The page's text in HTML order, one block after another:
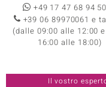
+49 17 47 68 94 50
+39 06 89970061 e
(dalle 09:00 alle 12:00
16:00 alle 18:00)
Il vostro